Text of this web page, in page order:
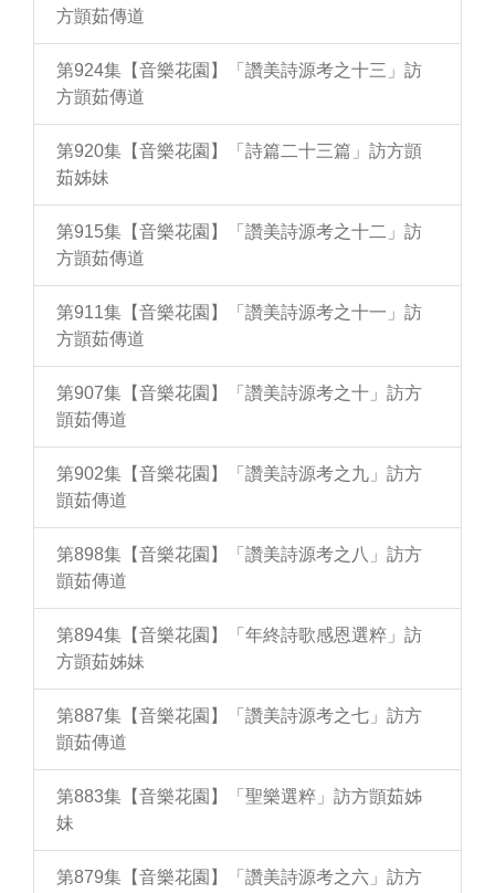
方顗茹傳道
第924集【音樂花園】「讚美詩源考之十三」訪
方顗茹傳道
第920集【音樂花園】「詩篇二十三篇」訪方顗
茹姊妹
第915集【音樂花園】「讚美詩源考之十二」訪
方顗茹傳道
第911集【音樂花園】「讚美詩源考之十一」訪
方顗茹傳道
第907集【音樂花園】「讚美詩源考之十」訪方
顗茹傳道
第902集【音樂花園】「讚美詩源考之九」訪方
顗茹傳道
第898集【音樂花園】「讚美詩源考之八」訪方
顗茹傳道
第894集【音樂花園】「年終詩歌感恩選粹」訪
方顗茹姊妹
第887集【音樂花園】「讚美詩源考之七」訪方
顗茹傳道
第883集【音樂花園】「聖樂選粹」訪方顗茹姊
妹
第879集【音樂花園】「讚美詩源考之六」訪方